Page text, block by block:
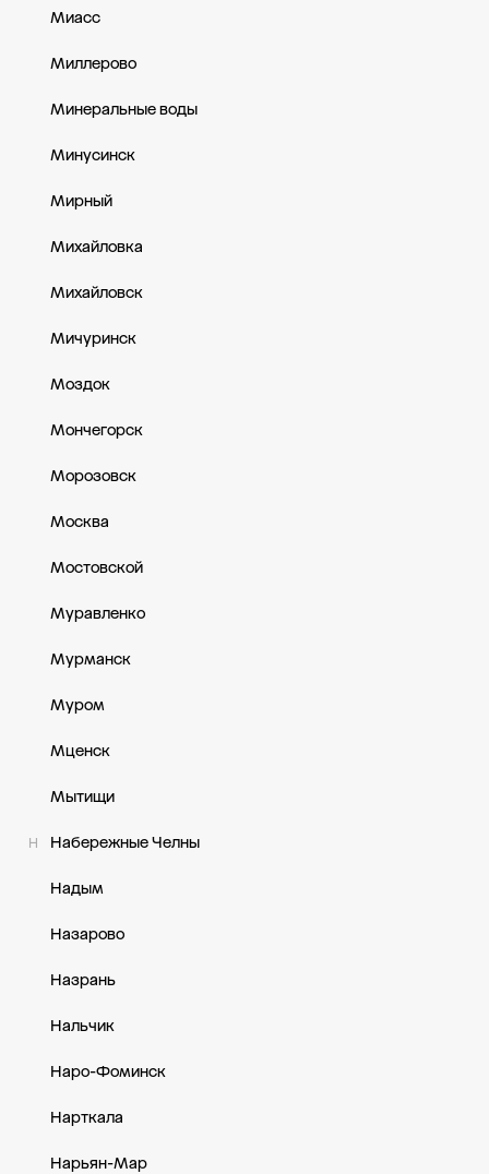
Миасс
Миллерово
Минеральные воды
Минусинск
Мирный
Михайловка
Михайловск
Мичуринск
Моздок
Мончегорск
Морозовск
Москва
Мостовской
Муравленко
Мурманск
Муром
Мценск
Мытищи
Н Набережные Челны
Надым
Назарово
Назрань
Нальчик
Наро-Фоминск
Нарткала
Нарьян-Мар